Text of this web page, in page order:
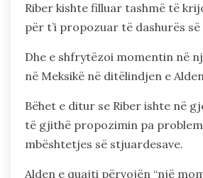
Riber kishte filluar tashmë të
për t’i propozuar të dashurës
Dhe e shfrytëzoi momentin në
në Meksikë në ditëlindjen e
Bëhet e ditur se Riber ishte në
të gjithë propozimin pa
mbështetjes së stjuardesave.
Alden e quajti përvojën “një